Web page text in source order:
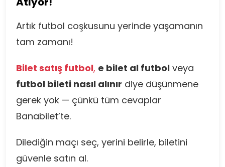
Artık futbol coşkusunu yerinde yaşamanın
tam zamanı!
Bilet satış futbol, e bilet al futbol veya
futbol bileti nasıl alınır diye düşünmene
gerek yok — çünkü tüm cevaplar
Banabilet’te.
Dilediğin maçı seç, yerini belirle, biletini
güvenle satın al.